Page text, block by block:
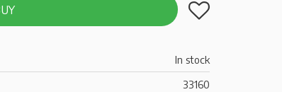
Add to favorites
In stock
33160